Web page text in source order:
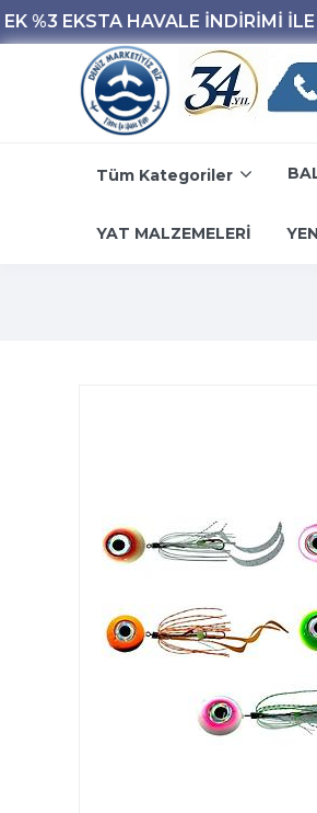
Tüm Kategoriler
YAT MALZEMELERİ